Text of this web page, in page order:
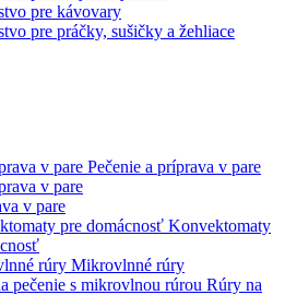
pre kávovary
pre práčky, sušičky a žehliace
Pečenie a príprava v pare
v pare
Konvektomaty
Mikrovlnné rúry
Rúry na